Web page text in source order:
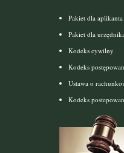
Pakiet dla aplikanta
Pakiet dla
Kodeks cywilny
Kodeks
Ustawa o
Kodeks